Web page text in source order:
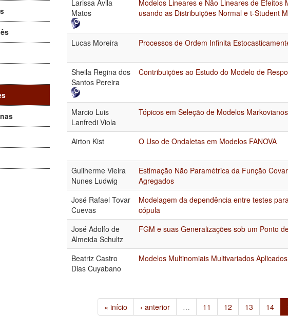
Larissa Ávila
Matos
Modelos Lineares e Não Lineares de Efeitos
usando as Distribuições Normal e t-Student
Lucas Moreira Processos de Ordem Infinita
Sheila Regina dos
Santos Pereira
Contribuições ao Estudo do Modelo de
Marcio Luis
Lanfredi Viola
Tópicos em Seleção de Modelos Markovianos
Airton Kist O Uso de Ondaletas em Modelos FANOVA
Guilherme Vieira
Nunes Ludwig
Estimação Não Paramétrica da Função
Agregados
José Rafael Tovar
Cuevas
Modelagem da dependência entre testes
cópula
José Adolfo de
Almeida Schultz
FGM e suas Generalizações sob um Ponto
Beatriz Castro
Dias Cuyabano
Modelos Multinomiais Multivariados
« início ‹ anterior … 11 12 13 14